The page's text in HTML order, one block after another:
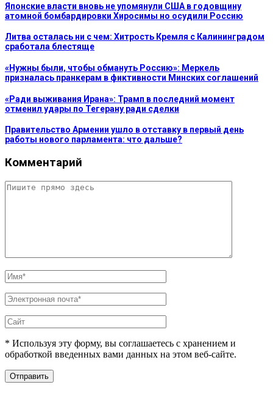
Японские власти вновь не упомянули США в годовщину
атомной бомбардировки Хиросимы но осудили Россию
Литва осталась ни с чем: Хитрость Кремля с Калининградом
сработала блестяще
«Нужны были, чтобы обмануть Россию»: Меркель
призналась пранкерам в фиктивности Минских соглашений
«Ради выживания Ирана»: Трамп в последний момент
отменил удары по Тегерану ради сделки
Правительство Армении ушло в отставку в первый день
работы нового парламента: что дальше?
Комментарий
* Используя эту форму, вы соглашаетесь с хранением и
обработкой введенных вами данных на этом веб-сайте.